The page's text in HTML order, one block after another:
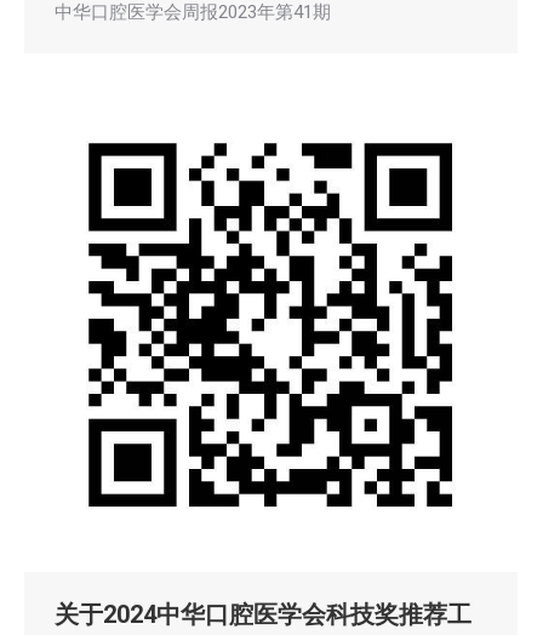
中华口腔医学会周报2023年第41期
关于2024中华口腔医学会科技奖推荐工